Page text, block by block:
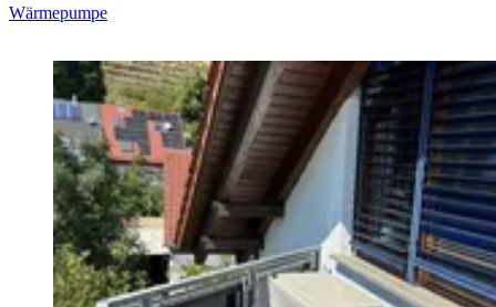
Wärmepumpe